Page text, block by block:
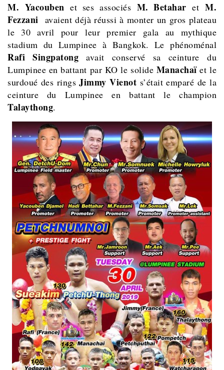
M. Yacouben et ses associés M. Betahar et M.
Fezzani avaient déjà réussi à monter un gros plateau
le 30 avril pour leur premier gala au mythique
stadium du Lumpinee à Bangkok. Le phénoménal
Rafi Singpatong avait conservé sa ceinture du
Lumpinee en battant par KO le solide Manachaïet le
surdoué des ringsJimmy Vienot s’était emparé de la
ceinture du Lumpinee en battant le champion
Talaythong.